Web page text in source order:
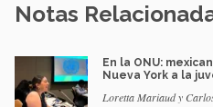
Notas
En la ONU:
Nueva York a la
Loretta Mariaud y